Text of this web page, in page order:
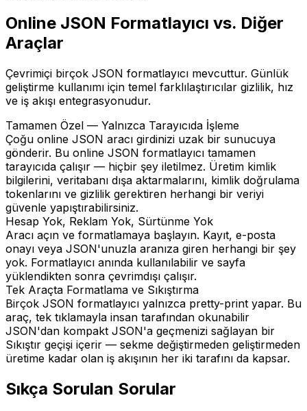
Online JSON Formatlayıcı vs. Diğer
Araçlar
Çevrimiçi birçok JSON formatlayıcı mevcuttur. Günlük
geliştirme kullanımı için temel farklılaştırıcılar gizlilik, hız
ve iş akışı entegrasyonudur.
Tamamen Özel — Yalnızca Tarayıcıda İşleme
Çoğu online JSON aracı girdinizi uzak bir sunucuya
gönderir. Bu online JSON formatlayıcı tamamen
tarayıcıda çalışır — hiçbir şey iletilmez. Üretim kimlik
bilgilerini, veritabanı dışa aktarmalarını, kimlik doğrulama
tokenlarını ve gizlilik gerektiren herhangi bir veriyi
güvenle yapıştırabilirsiniz.
Hesap Yok, Reklam Yok, Sürtünme Yok
Aracı açın ve formatlamaya başlayın. Kayıt, e-posta
onayı veya JSON'unuzla aranıza giren herhangi bir şey
yok. Formatlayıcı anında kullanılabilir ve sayfa
yüklendikten sonra çevrimdışı çalışır.
Tek Araçta Formatlama ve Sıkıştırma
Birçok JSON formatlayıcı yalnızca pretty-print yapar. Bu
araç, tek tıklamayla insan tarafından okunabilir
JSON'dan kompakt JSON'a geçmenizi sağlayan bir
Sıkıştır geçişi içerir — sekme değiştirmeden geliştirmeden
üretime kadar olan iş akışının her iki tarafını da kapsar.
Sıkça Sorulan Sorular